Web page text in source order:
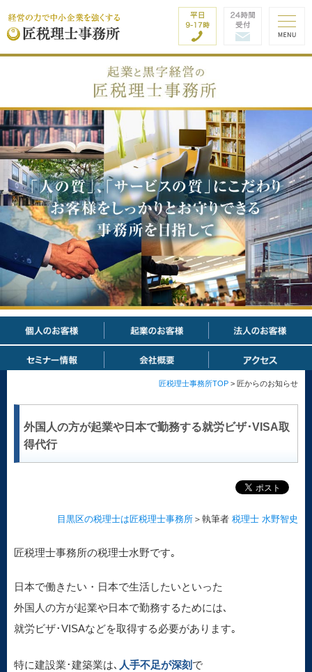
匠税理士事務所TOP > 匠からのお知らせ
外国人の方が起業や日本で勤務する就労ビザ･VISA取
得代行
目黒区の税理士は匠税理士事務所 ＞執筆者 税理士 水野智史
匠税理士事務所の税理士水野です｡
日本で働きたい・日本で生活したいといった
外国人の方が起業や日本で勤務するためには､
就労ビザ･VISAなどを取得する必要があります｡
特に建設業･建築業は､ 人手不足が深刻 で